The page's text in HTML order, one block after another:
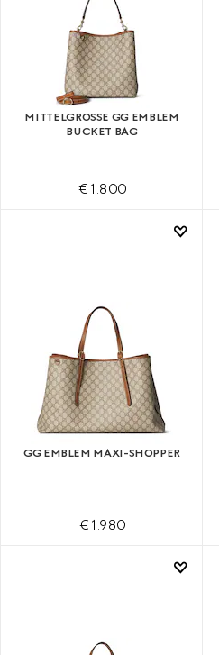
MITTELGROSSE GG EMBLEM B
UCKET BAG
€ 1.800
GG EMBLEM MAXI-SHOPPER
€ 1.980